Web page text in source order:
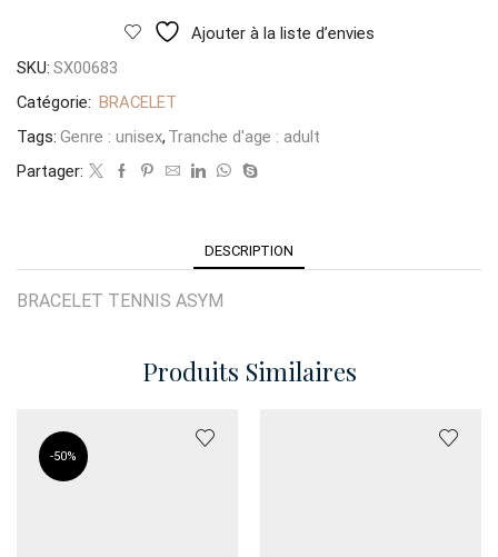
Ajouter à la liste d’envies
SKU: SX00683
Catégorie: BRACELET
Tags: Genre : unisex, Tranche d'age : adult
Partager:
DESCRIPTION
BRACELET TENNIS ASYM
Produits Similaires
-50%